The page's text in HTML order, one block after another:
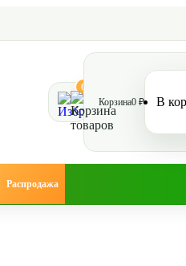
0
Корзина0 ₽ В
Распродажа